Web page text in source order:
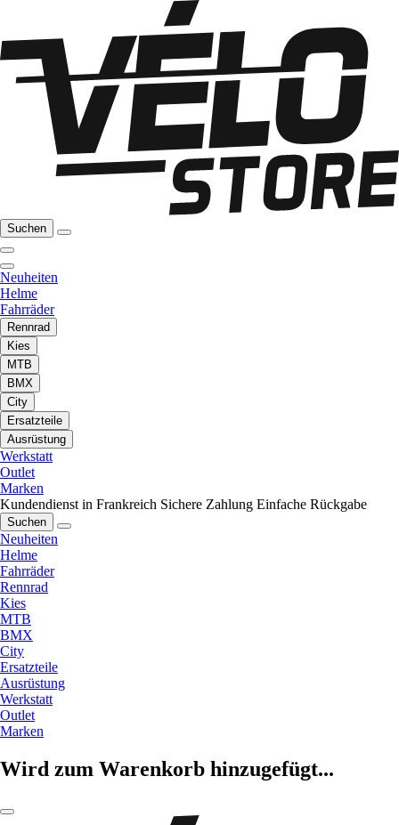
Suchen
Neuheiten
Helme
Fahrräder
Rennrad
Kies
MTB
BMX
City
Ersatzteile
Ausrüstung
Werkstatt
Outlet
Marken
Kundendienst in Frankreich Sichere Zahlung Einfache Rückgabe
Suchen
Neuheiten
Helme
Fahrräder
Rennrad
Kies
MTB
BMX
City
Ersatzteile
Ausrüstung
Werkstatt
Outlet
Marken
Wird zum Warenkorb hinzugefügt...